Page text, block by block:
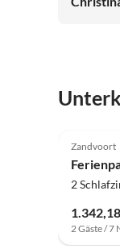
Zandvoort
2
2 Gäste / 7